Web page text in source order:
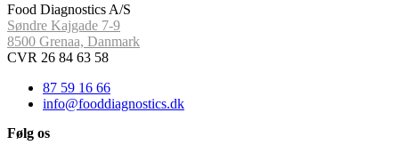
Food Diagnostics A/S
Søndre Kajgade 7-9
8500 Grenaa, Danmark
CVR 26 84 63 58
87 59 16 66
info@fooddiagnostics.dk
Følg os